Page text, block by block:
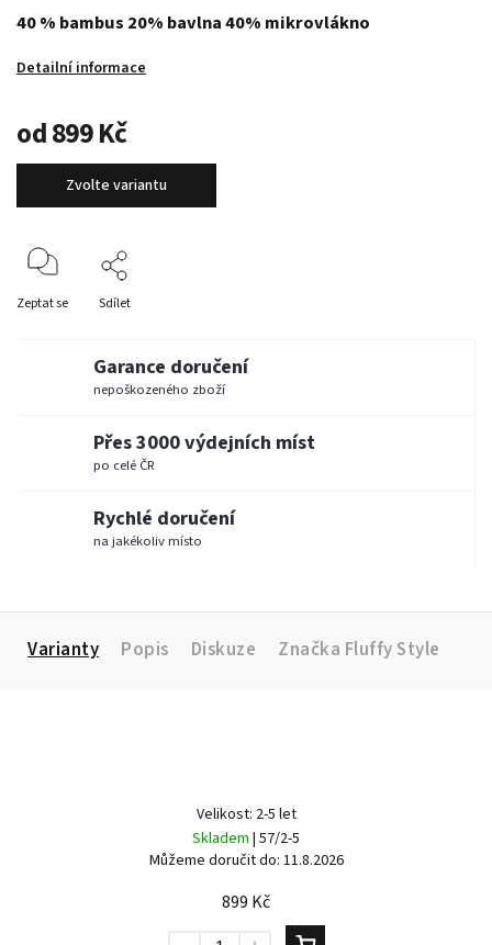
40 % bambus 20% bavlna 40% mikrovlákno
Detailní informace
od899 Kč
Zvolte variantu
Zeptat se Sdílet
Garance doručení
nepoškozeného zboží
Přes 3000 výdejních míst
po celé ČR
Rychlé doručení
na jakékoliv místo
Varianty Popis Diskuze Značka Fluffy Style
Velikost: 2-5 let
Skladem | 57/2-5
Můžeme doručit do: 11.8.2026
899 Kč